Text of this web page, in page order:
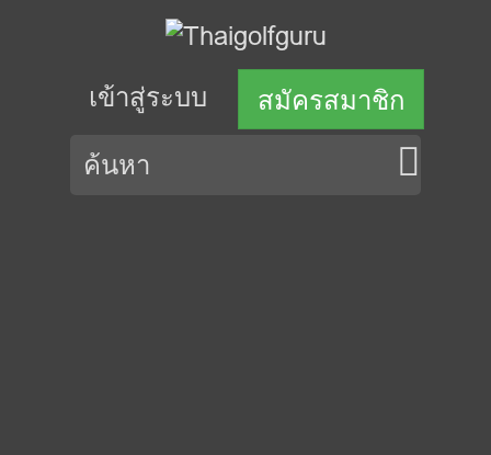
เข้าสู่ระบบ สมัครสมาชิก